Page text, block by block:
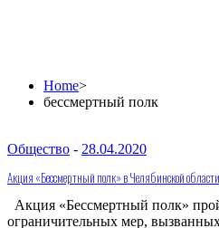
Home>
бессмертный полк
Общество - 28.04.2020
Акция «Бессмертный полк» в Челябинской
Акция «Бессмертный полк»
ограничительных мер,